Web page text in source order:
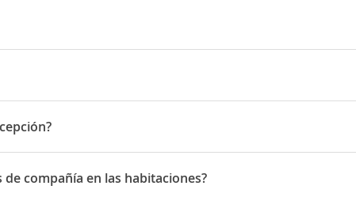
7
compañía en las habitaciones?